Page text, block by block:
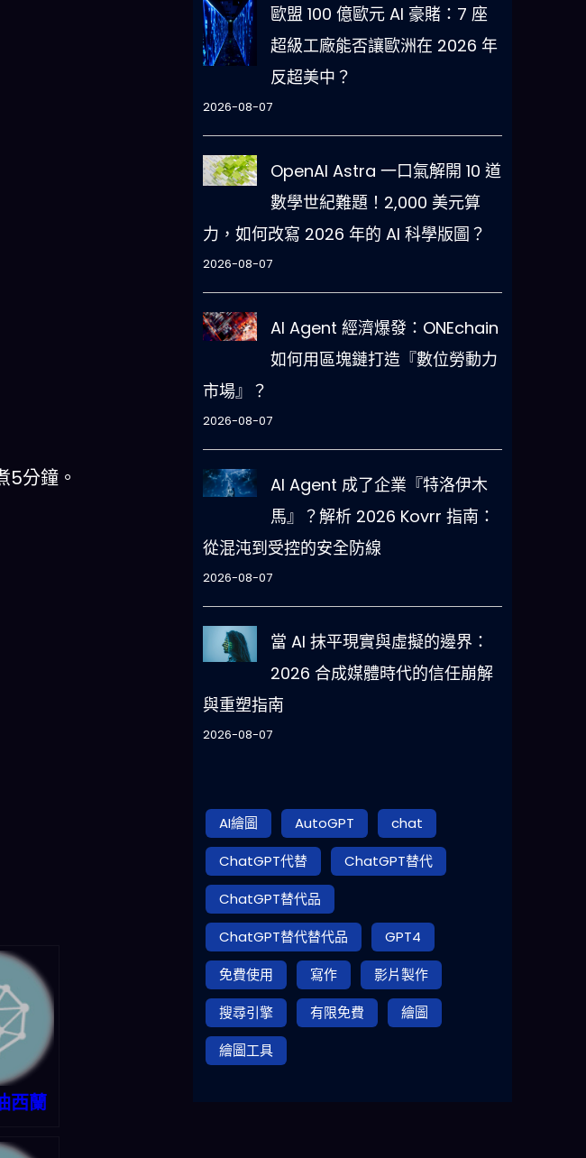
5分鐘。
西蘭
歐盟 100 億歐元 AI 豪賭：7 座
超級工廠能否讓歐洲在 2026 年
反超美中？
2026-08-07
OpenAI Astra 一口氣解開 10 道
數學世紀難題！2,000 美元算
力，如何改寫 2026 年的 AI 科學版圖？
2026-08-07
AI Agent 經濟爆發：ONEchain
如何用區塊鏈打造『數位勞動力
市場』？
2026-08-07
AI Agent 成了企業『特洛伊木
馬』？解析 2026 Kovrr 指南：
從混沌到受控的安全防線
2026-08-07
當 AI 抹平現實與虛擬的邊界：
2026 合成媒體時代的信任崩解
與重塑指南
2026-08-07
AI繪圖 AutoGPT
chat
ChatGPT代替
ChatGPT替代
ChatGPT替代品
ChatGPT替代替代品
GPT4
免費使用
寫作
影片製作
搜尋引擎
有限免費
繪圖
繪圖工具